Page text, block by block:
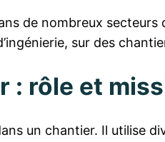
de nombreux
sur des
: rôle et
un chantier. Il utilise